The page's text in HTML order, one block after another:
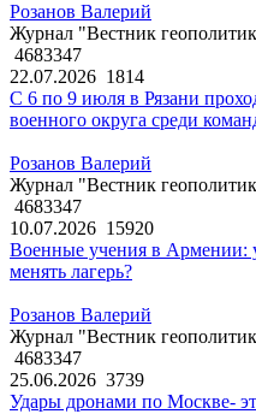
Розанов Валерий
Журнал "Вестник
4683347
22.07.2026 1814
С 6 по 9 июля в Рязани
военного округа среди
Розанов Валерий
Журнал "Вестник
4683347
10.07.2026 15920
Военные учения в Армении:
менять лагерь?
Розанов Валерий
Журнал "Вестник
4683347
25.06.2026 3739
Удары дронами по Москве-